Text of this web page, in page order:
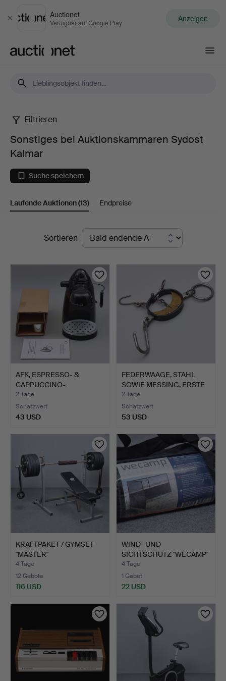
Schließen
Auctionet
Verfügbar auf Google Play Anzeigen
Sonstiges
bei
Auktionskammaren
Sydost
Filtrieren
Sonstiges bei Auktionskammaren Sydost
Kalmar
Suche speichern
Laufende Auktionen(13) Endpreise
LaufendeSortieren
AFK, ESPRESSO- &
CAPPUCCINO-
MASCHINE, MODE…
2 Tage
Schätzwert
43 USD
FEDERWAAGE, STAHL
SOWIE MESSING, ERSTE
HÄL…
2 Tage
Schätzwert
53 USD
KRAFTPAKET / GYMSET
"MASTER"
TRAININGSBANK…
4 Tage
12 Gebote
116 USD
WIND- UND
SICHTSCHUTZ "WECAMP"
MIT SONNENF…
4 Tage
1 Gebot
22 USD